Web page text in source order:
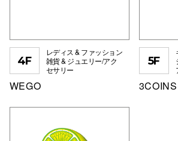
4F
レディス & ファッション
雑貨 & ジュエリー/アク
セサリー
WEGO
5F